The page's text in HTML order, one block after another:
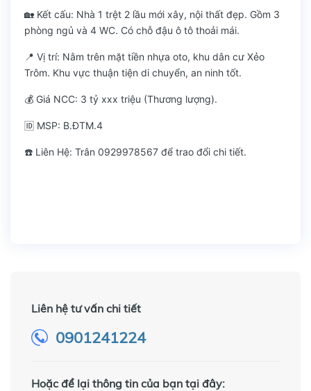
🏡 Kết cấu: Nhà 1 trệt 2 lầu mới xây, nội thất đẹp. Gồm 3
phòng ngủ và 4 WC. Có chỗ đậu ô tô thoải mái.
📍 Vị trí: Nằm trên mặt tiền nhựa oto, khu dân cư Xẻo
Trôm. Khu vực thuận tiện di chuyển, an ninh tốt.
💰 Giá NCC: 3 tỷ xxx triệu (Thương lượng).
🆔 MSP: B.ĐTM.4
☎️ Liên Hệ: Trân 0929978567 để trao đổi chi tiết.
Liên hệ tư vấn chi tiết
0901241224
Hoặc để lại thông tin của bạn tại đây: